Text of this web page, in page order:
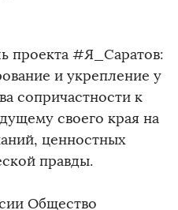
проекта #Я_Саратов:
и укрепление у
сопричастности к
своего края на
ценностных
правды.
Общество